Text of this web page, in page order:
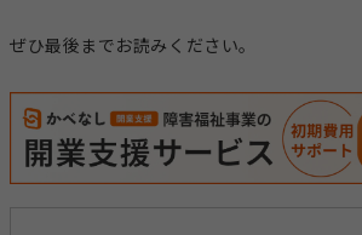
経営運営
開業準備 報
ぜひ最後までお読みください。